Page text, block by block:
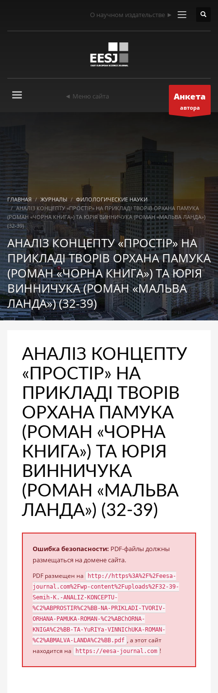
О научном издательстве ►
◄ Меню сайта Анкета
автора
ГЛАВНАЯ ЖУРНАЛЫ
ФИЛОЛОГИЧЕСКИЕ НАУКИ
АНАЛІЗ КОНЦЕПТУ «ПРОСТІР» НА ПРИКЛАДІ ТВОРІВ ОРХАНА ПАМУКА
(РОМАН «ЧОРНА КНИГА») ТА ЮРІЯ ВИННИЧУКА (РОМАН «МАЛЬВА ЛАНДА»)
(32-39)
АНАЛІЗ КОНЦЕПТУ «ПРОСТІР» НА
ПРИКЛАДІ ТВОРІВ ОРХАНА ПАМУКА
(РОМАН «ЧОРНА КНИГА») ТА ЮРІЯ
ВИННИЧУКА (РОМАН «МАЛЬВА
ЛАНДА») (32-39)
АНАЛІЗ КОНЦЕПТУ
«ПРОСТІР» НА
ПРИКЛАДІ ТВОРІВ
ОРХАНА ПАМУКА
(РОМАН «ЧОРНА
КНИГА») ТА ЮРІЯ
ВИННИЧУКА
(РОМАН «МАЛЬВА
ЛАНДА») (32-39)
Ошибка безопасности: PDF-файлы должны
размещаться на домене сайта.
PDF размещен на
http://https%3A%2F%2Feesa-
journal.com%2Fwp-content%2Fuploads%2F32-39-
Semih-K.-ANALIZ-KONCEPTU-
%C2%ABPROSTIR%C2%BB-NA-PRIKLADI-TVORIV-
ORHANA-PAMUKA-ROMAN-%C2%ABChORNA-
KNIGA%C2%BB-TA-YuRIYa-VINNIChUKA-ROMAN-
%C2%ABMALVA-LANDA%C2%BB.pdf
, а этот сайт
находится на
https://eesa-journal.com !